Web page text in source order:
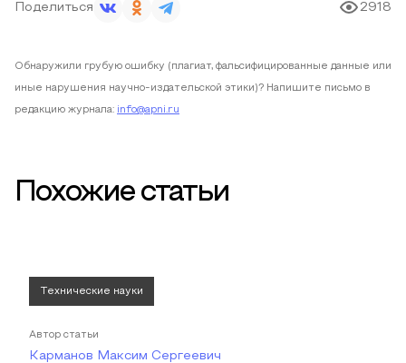
Поделиться 2918
Обнаружили грубую ошибку (плагиат, фальсифицированные данные или
иные нарушения научно-издательской этики)? Напишите письмо в
редакцию журнала: info@apni.ru
Похожие статьи
Технические науки
Автор статьи
Карманов Максим Сергеевич